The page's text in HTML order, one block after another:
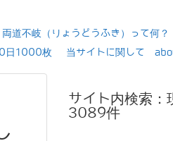
両道不岐（りょうどうふき）って何？
日1000枚 当サイトに関して
サイト内検索
3089件